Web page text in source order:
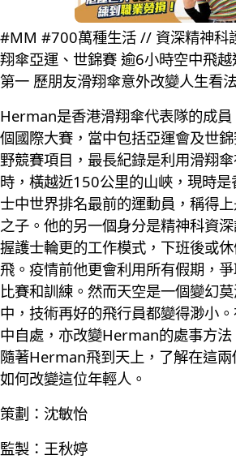
#MM #700萬種生活 // 資深精神科
翔傘亞運、世錦賽 逾6小時空中飛
第一 歷朋友滑翔傘意外改變人生看
Herman是香港滑翔傘代表隊的成
個國際大賽，當中包括亞運會及世
野競賽項目，最長紀錄是利用滑翔
時，橫越近150公里的山峽，現時
士中世界排名最前的運動員，稱得
之子。他的另一個身分是精神科資
握護士輪更的工作模式，下班後或
飛。疫情前他更會利用所有假期，
比賽和訓練。然而天空是一個變幻
中，技術再好的飛行員都變得渺小
中自處，亦改變Herman的處事方
隨著Herman飛到天上，了解在這兩
如何改變這位年輕人。
策劃：沈敏怡
監製：王秋婷